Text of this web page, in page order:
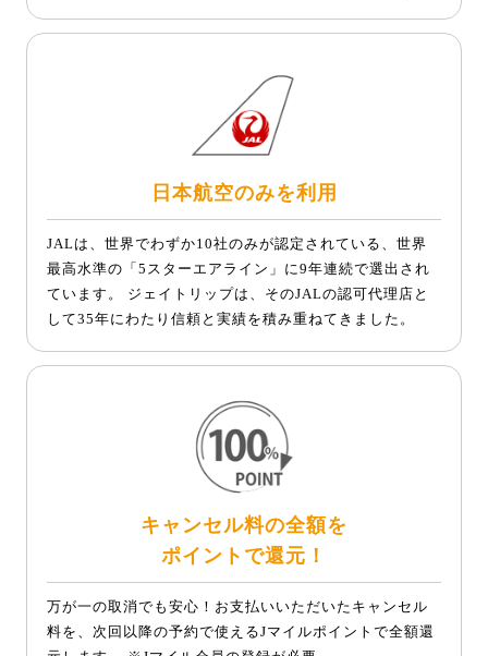
日本航空のみを利用
JALは、世界でわずか10社のみが認定されている、世界
最高水準の「5スターエアライン」に9年連続で選出され
ています。 ジェイトリップは、そのJALの認可代理店と
して35年にわたり信頼と実績を積み重ねてきました。
キャンセル料の全額を
ポイントで還元！
万が一の取消でも安心！お支払いいただいたキャンセル
料を、次回以降の予約で使えるJマイルポイントで全額還